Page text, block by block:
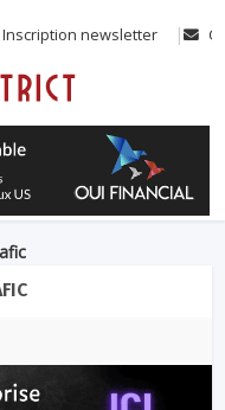
Inscription newsletter